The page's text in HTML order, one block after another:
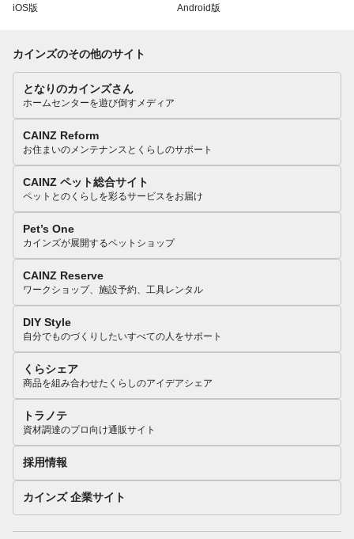
iOS版 Android版
カインズのその他のサイト
となりのカインズさん
ホームセンターを遊び倒すメディア
CAINZ Reform
お住まいのメンテナンスとくらしのサポート
CAINZ ペット総合サイト
ペットとのくらしを彩るサービスをお届け
Pet’s One
カインズが展開するペットショップ
CAINZ Reserve
ワークショップ、施設予約、工具レンタル
DIY Style
自分でものづくりしたいすべての人をサポート
くらシェア
商品を組み合わせたくらしのアイデアシェア
トラノテ
資材調達のプロ向け通販サイト
採用情報
カインズ 企業サイト